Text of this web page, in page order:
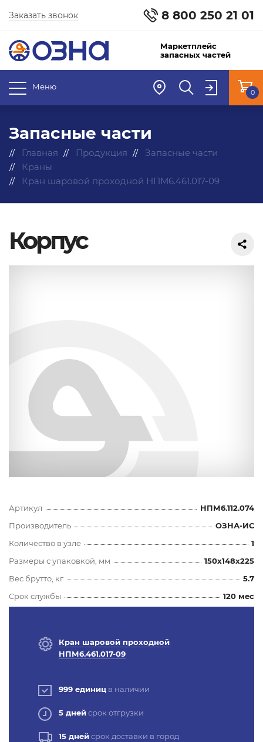
8 800 250 21 01
Заказать звонок
Маркетплейс
запасных частей
Меню
0
Запасные части
Главная Продукция
Запасные части
Краны
Кран шаровой проходной НПМ6.461.017-09
Корпус
Артикул
НПМ6.112.074
Производитель
ОЗНА-ИС
Количество в узле
1
Размеры с упаковкой, мм
150x148x225
Вес брутто, кг
5.7
Срок службы
120 мес
Кран шаровой проходной
НПМ6.461.017-09
999 единиц в наличии
5 днейсрок отгрузки
15 днейсрок доставки в город